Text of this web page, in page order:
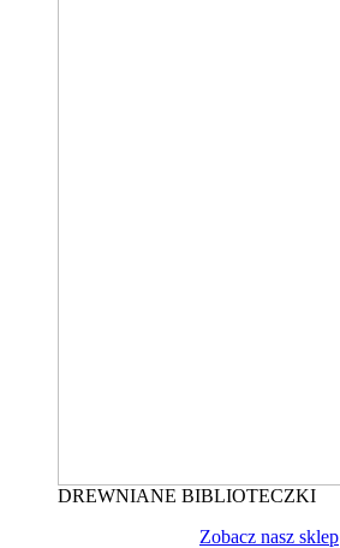
DREWNIANE BIBLIOTECZKI
Zobacz nasz sklep